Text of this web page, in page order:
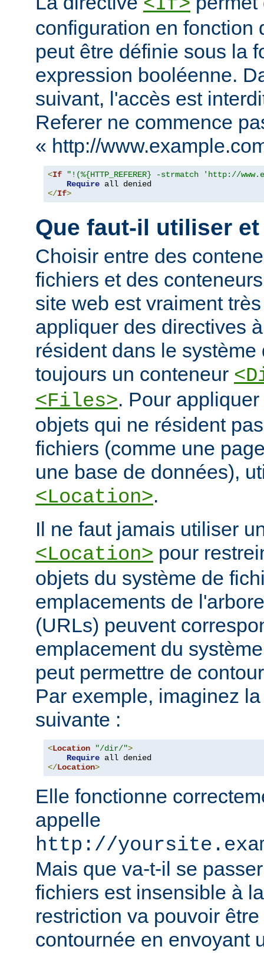
configuration en fonction
peut être définie sous la
expression booléenne.
suivant, l'accès est
Referer ne commence
« http://
<If
"!(%{HTTP_REFERER} -strmatch 'http://
Require
</If>
Que faut-il utiliser
Choisir entre des
fichiers et des
site web est vraiment
appliquer des directives
résident dans le
toujours un conteneur
<Files>. Pour
objets qui ne résident
fichiers (comme une
une base de données),
<Location>.
Il ne faut jamais utiliser
<Location> pour
objets du système de
emplacements de
(URLs) peuvent
emplacement du
peut permettre de
Par exemple, imaginez
suivante :
<Location "/dir/">
Require
</Location>
Elle fonctionne
appelle
http://
Mais que va-t-il se
fichiers est insensible à
restriction va pouvoir
contournée en envoyant